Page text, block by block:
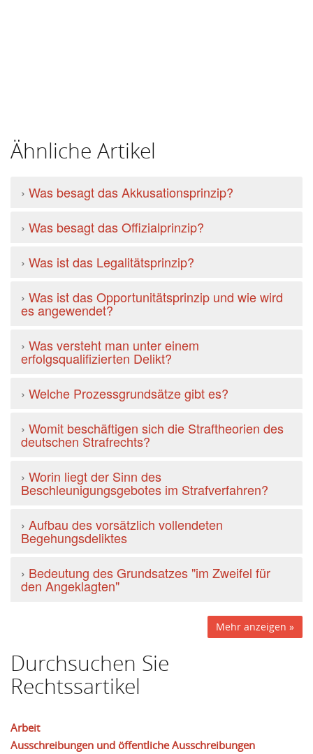
Ähnliche Artikel
› Was besagt das Akkusationsprinzip?
› Was besagt das Offizialprinzip?
› Was ist das Legalitätsprinzip?
› Was ist das Opportunitätsprinzip und wie wird
es angewendet?
› Was versteht man unter einem
erfolgsqualifizierten Delikt?
› Welche Prozessgrundsätze gibt es?
› Womit beschäftigen sich die Straftheorien des
deutschen Strafrechts?
› Worin liegt der Sinn des
Beschleunigungsgebotes im Strafverfahren?
› Aufbau des vorsätzlich vollendeten
Begehungsdeliktes
› Bedeutung des Grundsatzes "im Zweifel für
den Angeklagten"
Mehr anzeigen »
Durchsuchen Sie
Rechtssartikel
Arbeit
Ausschreibungen und öffentliche Ausschreibungen